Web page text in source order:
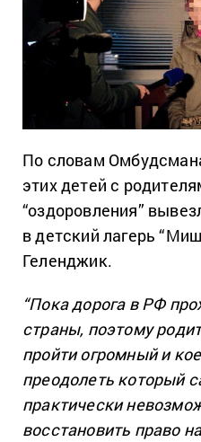
По словам
этих детей с
“оздоровления”
в детский лагерь
Геленджик.
“Пока дорога в РФ
страны, поэтому
пройти огромный и
преодолеть который
практически
восстановить право